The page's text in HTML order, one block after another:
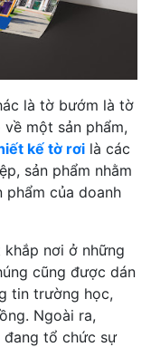
là tờ bướm là tờ
một sản phẩm,
kế tờ rơi là các
sản phẩm nhằm
phẩm của doanh
nơi ở những
cũng được dán
tin trường học,
Ngoài ra,
tổ chức sự